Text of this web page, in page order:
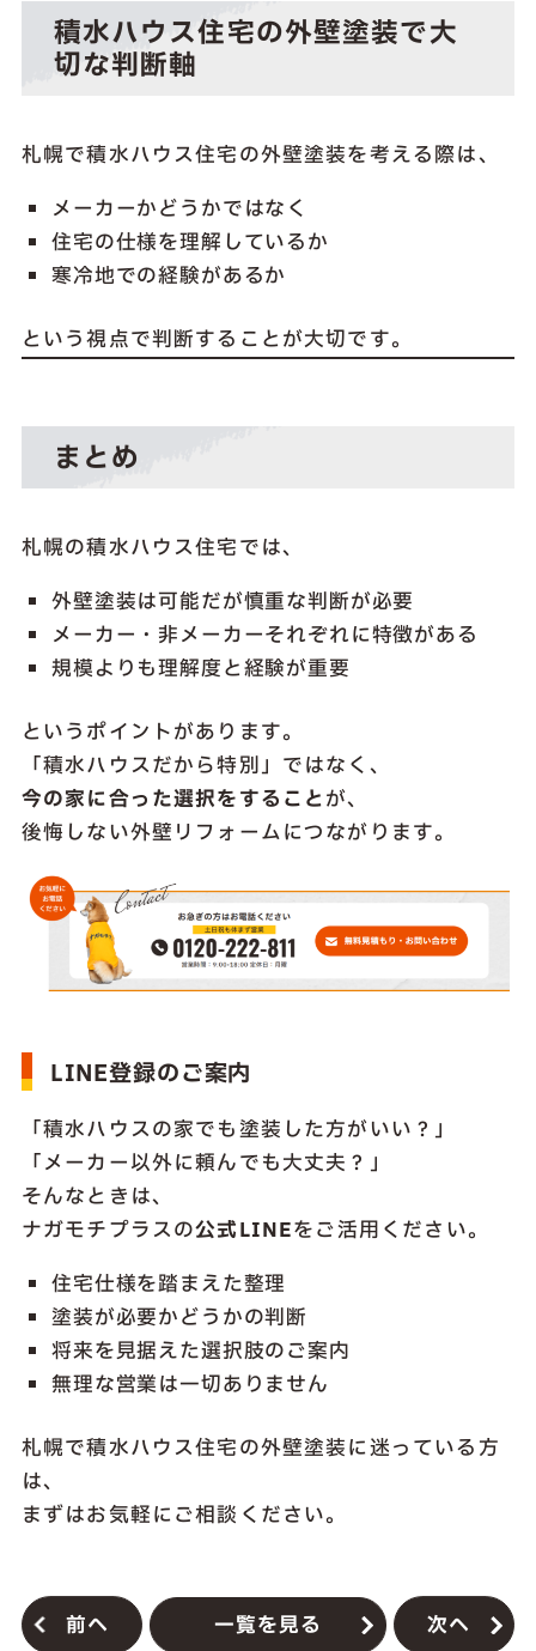
積水ハウス住宅の外壁塗装で大
切な判断軸
札幌で積水ハウス住宅の外壁塗装を考える際は、
メーカーかどうかではなく
住宅の仕様を理解しているか
寒冷地での経験があるか
という視点で判断することが大切です。
まとめ
札幌の積水ハウス住宅では、
外壁塗装は可能だが慎重な判断が必要
メーカー・非メーカーそれぞれに特徴がある
規模よりも理解度と経験が重要
というポイントがあります。
「積水ハウスだから特別」ではなく、
今の家に合った選択をすることが、
後悔しない外壁リフォームにつながります。
LINE登録のご案内
「積水ハウスの家でも塗装した方がいい？」
「メーカー以外に頼んでも大丈夫？」
そんなときは、
ナガモチプラスの公式LINEをご活用ください。
住宅仕様を踏まえた整理
塗装が必要かどうかの判断
将来を見据えた選択肢のご案内
無理な営業は一切ありません
札幌で積水ハウス住宅の外壁塗装に迷っている方
は、
まずはお気軽にご相談ください。
前へ 一覧を見る 次へ